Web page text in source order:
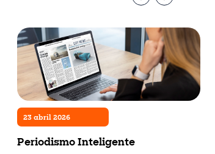
23 abril 2026
Periodismo Inteligente